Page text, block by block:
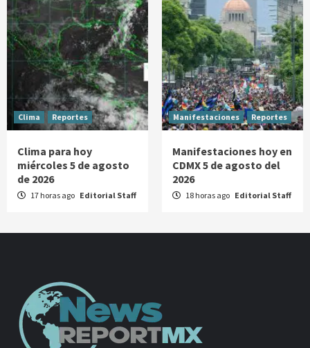
Clima Reportes
Clima para hoy
miércoles 5 de agosto
de 2026
17 horas ago Editorial Staff
Manifestaciones Reportes
Manifestaciones hoy en
CDMX 5 de agosto del
2026
18 horas ago Editorial Staff